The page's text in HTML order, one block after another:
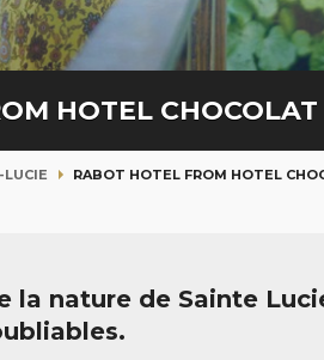
HOTEL CHOCOLAT
RABOT HOTEL FROM HOTEL
la nature de Sainte